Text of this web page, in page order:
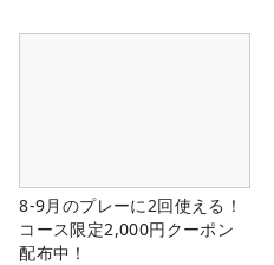
8-9月のプレーに2回使える！
コース限定2,000円クーポン
配布中！